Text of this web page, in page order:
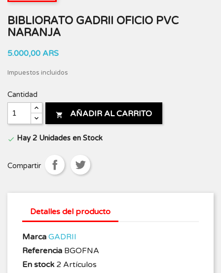
BIBLIORATO GADRII OFICIO PVC
NARANJA
5.000,00 ARS
Impuestos incluidos
Cantidad
 AÑADIR AL CARRITO
 Hay 2 Unidades en Stock
Compartir
Detalles del producto
Marca GADRII
Referencia BGOFNA
En stock 2 Artículos